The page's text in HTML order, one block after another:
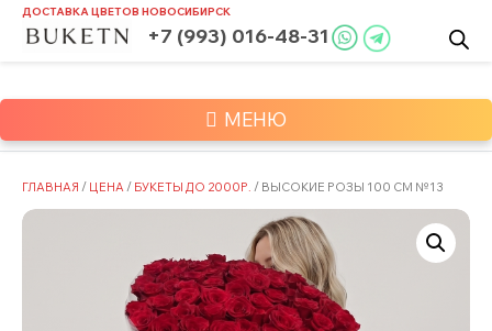
SkipДОСТАВКА ЦВЕТОВ НОВОСИБИРСК
+7 (993) 016-48-31
МЕНЮ
ГЛАВНАЯ / ЦЕНА / БУКЕТЫ ДО 2000Р. / ВЫСОКИЕ РОЗЫ 100 СМ №13